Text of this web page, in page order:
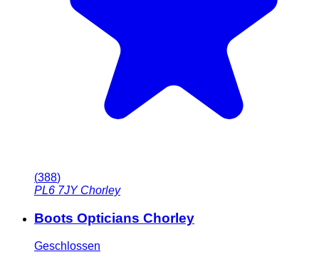
(388)
PL6 7JY Chorley
Boots Opticians Chorley
Geschlossen